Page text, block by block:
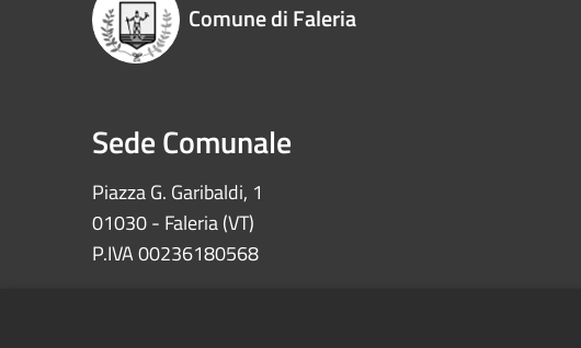
Comune di Faleria
Sede Comunale
Piazza G. Garibaldi, 1
01030 - Faleria (VT)
P.IVA 00236180568